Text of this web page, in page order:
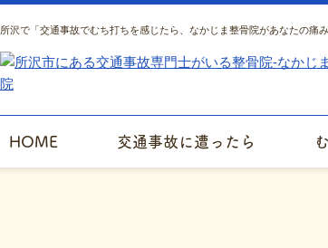
所沢で「交通事故でむち打ちを感じたら、なかじま整骨院があなたの
HOME 交通事故に遭ったら